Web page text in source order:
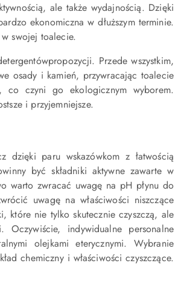
ale także wydajnością. Dzięki
ekonomiczna w dłuższym terminie.
swojej toalecie.
Przede wszystkim,
osady i kamień, przywracając toalecie
co czyni go ekologicznym wyborem.
i przyjemniejsze.
dzięki paru wskazówkom z łatwością
być składniki aktywne zawarte w
warto zwracać uwagę na pH płynu do
uwagę na właściwości niszczące
które nie tylko skutecznie czyszczą, ale
Oczywiście, indywidualne personalne
olejkami eterycznymi. Wybranie
chemiczny i właściwości czyszczące.